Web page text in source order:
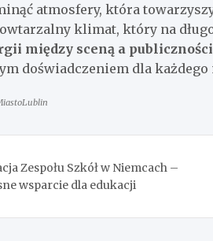
atmosfery, która
klimat, który na
między sceną a
doświadczeniem dla
Zespołu Szkół w Niemcach –
wsparcie dla edukacji